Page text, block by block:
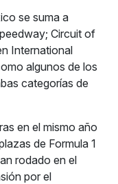
se suma a
Circuit of
International
algunos de los
categorías de
en el mismo año
de Formula 1
rodado en el
por el